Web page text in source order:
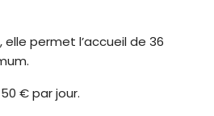
permet l’accueil de 36
€ par jour.